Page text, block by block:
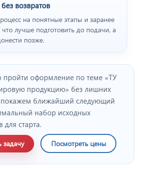
возвратов
на понятные этапы и заранее
лучше подготовить до подачи, а
позже.
пройти оформление по теме «ТУ
продукцию» без лишних
покажем ближайший следующий
набор исходных
для старта.
задачу Посмотреть цены